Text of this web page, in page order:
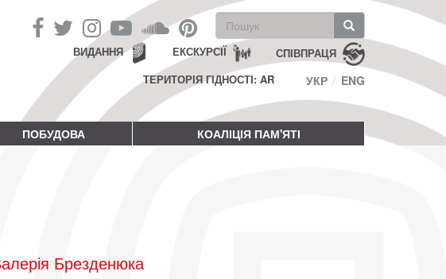
Пошукова
форма
Пошук СПІВПРАЦЯ
ЕКСКУРСІЇ
ВИДАННЯ
ТЕРИТОРІЯ ГІДНОСТІ: AR
УКР ENG
ПОБУДОВА КОАЛІЦІЯ ПАМ'ЯТІ
Брезденюка